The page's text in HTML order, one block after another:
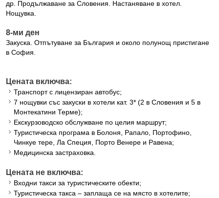
др. Продължаване за Словения. Настаняване в хотел.
Нощувка.
8-ми ден
Закуска. Отпътуване за България и около полунощ пристигане
в София.
Цената включва:
Транспорт с лицензиран автобус;
7 нощувки със закуски в хотели кат. 3* (2 в Словения и 5 в
Монтекатини Терме);
Екскурзоводско обслужване по целия маршрут;
Туристическа програма в Болоня, Рапало, Портофино,
Чинкуе тере, Ла Специя, Порто Венере и Равена;
Медицинска застраховка.
Цената не включва:
Входни такси за туристическите обекти;
Туристическа такса – заплаща се на място в хотелите;